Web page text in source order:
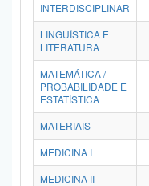
INTERDISCIPLINAR
LINGUÍSTICA E
LITERATURA
MATEMÁTICA /
PROBABILIDADE E
ESTATÍSTICA
MATERIAIS
MEDICINA I
MEDICINA II